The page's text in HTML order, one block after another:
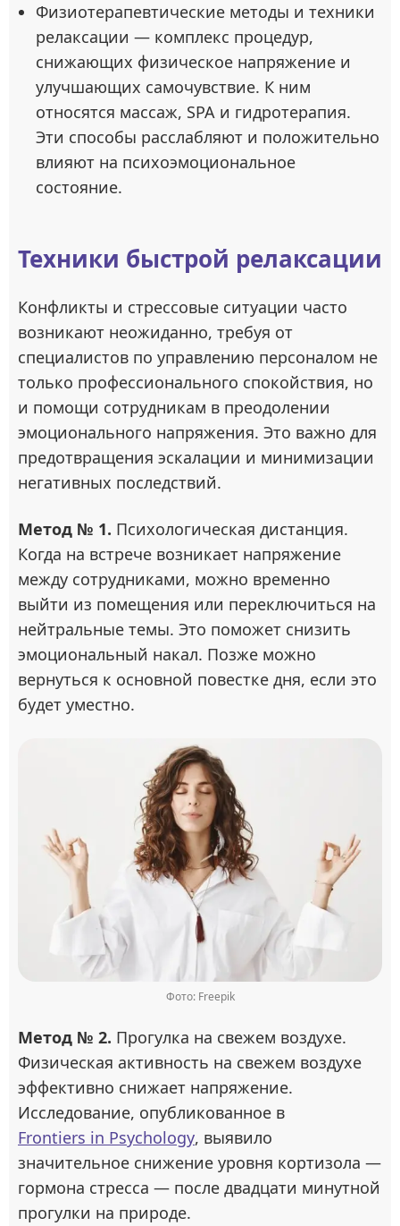
Физиотерапевтические методы и техники
релаксации — комплекс процедур,
снижающих физическое напряжение и
улучшающих самочувствие. К ним
относятся массаж, SPA и гидротерапия.
Эти способы расслабляют и положительно
влияют на психоэмоциональное
состояние.
Техники быстрой релаксации
Конфликты и стрессовые ситуации часто
возникают неожиданно, требуя от
специалистов по управлению персоналом не
только профессионального спокойствия, но
и помощи сотрудникам в преодолении
эмоционального напряжения. Это важно для
предотвращения эскалации и минимизации
негативных последствий.
Метод № 1. Психологическая дистанция.
Когда на встрече возникает напряжение
между сотрудниками, можно временно
выйти из помещения или переключиться на
нейтральные темы. Это поможет снизить
эмоциональный накал. Позже можно
вернуться к основной повестке дня, если это
будет уместно.
Фото: Freepik
Метод № 2. Прогулка на свежем воздухе.
Физическая активность на свежем воздухе
эффективно снижает напряжение.
Исследование, опубликованное в
Frontiers in Psychology, выявило
значительное снижение уровня кортизола —
гормона стресса — после двадцати минутной
прогулки на природе.